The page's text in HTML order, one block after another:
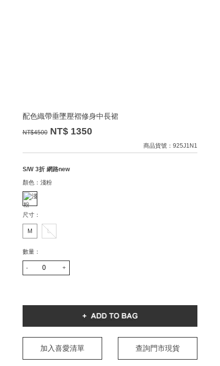
配色織帶垂墜壓褶修身中長裙
NT$4500 NT$ 1350
商品貨號：925J1N1
S/W 3折 網路new
顏色： 淺粉
尺寸：
M L
數量：
- +
加入喜愛清單 查詢門市現貨